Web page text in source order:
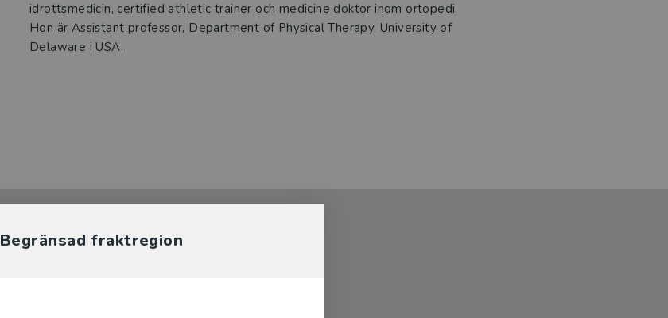
Begränsad fraktregion
idrottsmedicin, certified athletic trainer och medicine doktor inom ortopedi.
Hon är Assistant professor, Department of Physical Therapy, University of
Delaware i USA.
Produkter